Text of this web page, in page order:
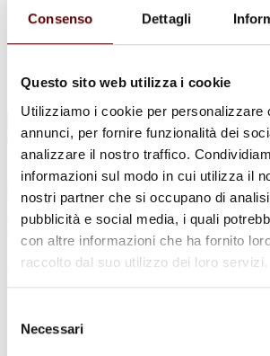
Consenso Dettagli
Questo sito web utilizza i cookie
Utilizziamo i cookie per personalizzare
annunci, per fornire funzionalità dei
analizzare il nostro traffico.
informazioni sul modo in cui utilizza il
nostri partner che si occupano di
pubblicità e social media, i quali
con altre informazioni che ha fornito
raccolto dal suo utilizzo dei loro servizi.
delNecessari
In caso di decesso
Necrologi
Info e Contatti
Cerca
per:
Michele Veneri
22 Luglio 1959 - 24 Marzo 2022